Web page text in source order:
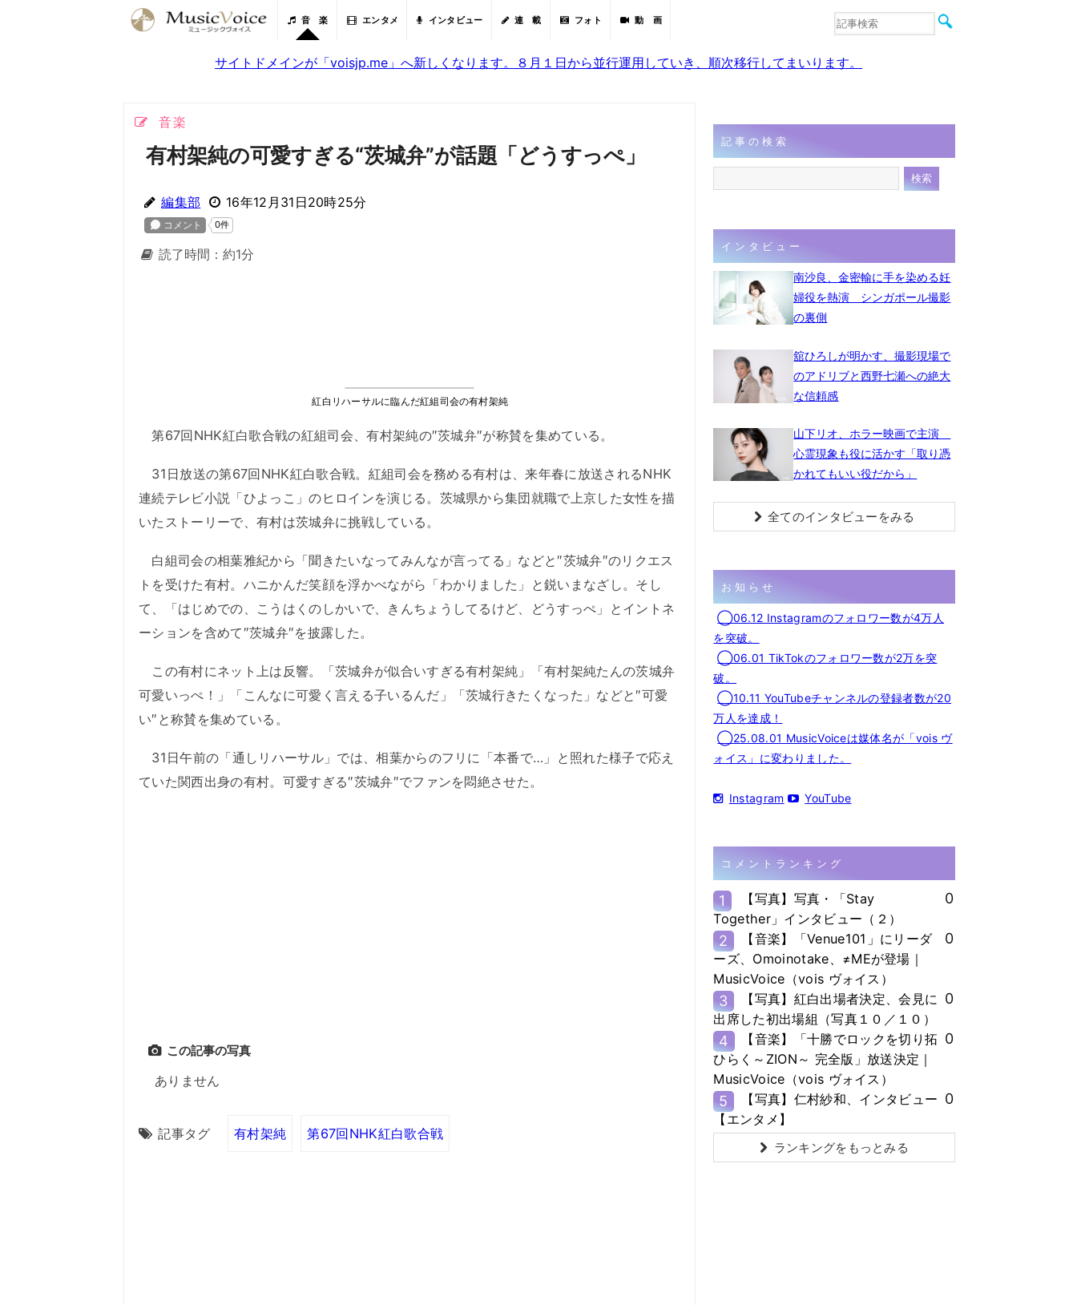
音 楽 エンタメ インタビュー 連 載 フォト 動 画
音楽
サイトドメインが「voisjp.me」へ新しくなります。８月１日から並行運用していき、順次移行してまいります。
音楽
有村架純の可愛すぎる“茨城弁”が話題「どうすっぺ」
編集部 16年12月31日20時25分
読了時間：約1分
紅白リハーサルに臨んだ紅組司会の有村架純
第67回NHK紅白歌合戦の紅組司会、有村架純の″茨城弁″が称賛を集めている。
31日放送の第67回NHK紅白歌合戦。紅組司会を務める有村は、来年春に放送されるNHK
連続テレビ小説「ひよっこ」のヒロインを演じる。茨城県から集団就職で上京した女性を描
いたストーリーで、有村は茨城弁に挑戦している。
白組司会の相葉雅紀から「聞きたいなってみんなが言ってる」などと″茨城弁″のリクエス
トを受けた有村。ハニかんだ笑顔を浮かべながら「わかりました」と鋭いまなざし。そし
て、「はじめでの、こうはくのしかいで、きんちょうしてるけど、どうすっぺ」とイントネ
ーションを含めて″茨城弁″を披露した。
この有村にネット上は反響。「茨城弁が似合いすぎる有村架純」「有村架純たんの茨城弁
可愛いっぺ！」「こんなに可愛く言える子いるんだ」「茨城行きたくなった」などと″可愛
い″と称賛を集めている。
31日午前の「通しリハーサル」では、相葉からのフリに「本番で…」と照れた様子で応え
ていた関西出身の有村。可愛すぎる″茨城弁″でファンを悶絶させた。
この記事の写真
ありません
記事タグ 有村架純 第67回NHK紅白歌合戦
記事の検索
インタビュー
南沙良、金密輸に手を染める妊
婦役を熱演 シンガポール撮影
の裏側
舘ひろしが明かす、撮影現場で
のアドリブと西野七瀬への絶大
な信頼感
山下リオ、ホラー映画で主演
心霊現象も役に活かす「取り憑
かれてもいい役だから」
全てのインタビューをみる
お知らせ
◯06.12 Instagramのフォロワー数が4万人
を突破。
◯06.01 TikTokのフォロワー数が2万を突
破。
◯10.11 YouTubeチャンネルの登録者数が20
万人を達成！
◯25.08.01 MusicVoiceは媒体名が「vois ヴ
ォイス」に変わりました。
Instagram YouTube
コメントランキング
1
【写真】写真・「Stay
Together」インタビュー（２）
0
2
【音楽】「Venue101」にリーダ
ーズ、Omoinotake、≠MEが登場｜
MusicVoice（vois ヴォイス）
0
3
【写真】紅白出場者決定、会見に
出席した初出場組（写真１０／１０）
0
4
【音楽】「十勝でロックを切り拓
ひらく～ZION～ 完全版」放送決定｜
MusicVoice（vois ヴォイス）
0
5
【写真】仁村紗和、インタビュー
【エンタメ】
0
ランキングをもっとみる